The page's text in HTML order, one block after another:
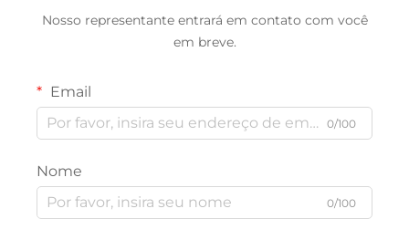
Nosso representante entrará em contato com você
em breve.
Email
0/100
Nome
0/100